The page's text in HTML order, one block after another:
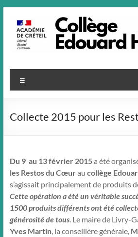
contenu
Collecte 2015 pour les
Du 9 au 13 février 2015a été
les Restos du Cœurau collège
s’agissait principalement de produits
Cette opération a étéun véritable
1500 produits différents ont été
générosité de tous. Le maire de Livry-
Yves Martin, la conseillère générale,